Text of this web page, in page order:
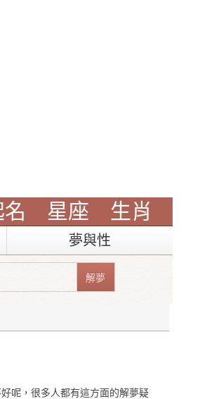
星座 生肖
夢與性
呢，很多人都有這方面的解夢疑